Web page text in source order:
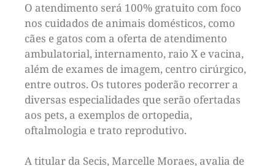
O atendimento será 100% gratuito com foco
nos cuidados de animais domésticos, como
cães e gatos com a oferta de atendimento
ambulatorial, internamento, raio X e vacina,
além de exames de imagem, centro cirúrgico,
entre outros. Os tutores poderão recorrer a
diversas especialidades que serão ofertadas
aos pets, a exemplos de ortopedia,
oftalmologia e trato reprodutivo.
A titular da Secis, Marcelle Moraes, avalia de